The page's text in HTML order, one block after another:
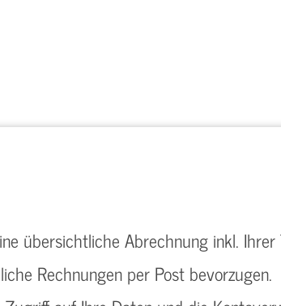
übersichtliche Abrechnung inkl.
Rechnungen per Post bevorzugen.